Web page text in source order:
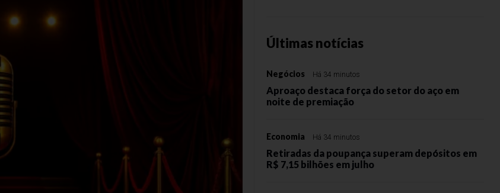
Últimas notícias
Negócios Há 34 minutos
Aproaço destaca força do setor do aço em
noite de premiação
Economia Há 34 minutos
Retiradas da poupança superam depósitos em
R$ 7,15 bilhões em julho